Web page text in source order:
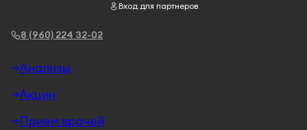
8 (960) 224 32-02
Вход для партнеров
Анализы
Акции
Прием врачей